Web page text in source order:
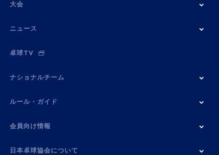
大会
ニュース
卓球TV
ナショナルチーム
ルール・ガイド
会員向け情報
日本卓球協会について